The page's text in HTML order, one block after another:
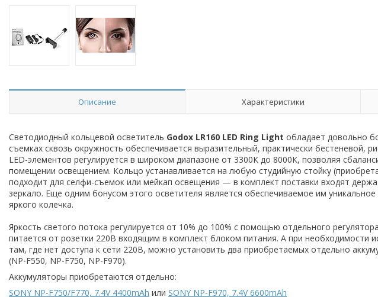
Описание Характеристики
Светодиодный кольцевой осветитель Godox LR160 LED Ring Light обладает довольно
съемках сквозь окружность обеспечивается выразительный, практически бестеневой,
LED-элементов регулируется в широком диапазоне от 3300К до 8000К, позволяя
помещении освещением. Кольцо устанавливается на любую студийную стойку
подходит для селфи-съемок или мейкап освещения — в комплект поставки входят
зеркало. Еще одним бонусом этого осветителя является обеспечиваемое им
яркого колечка.
Яркость светого потока регулируется от 10% до 100% с помощью отдельного
питается от розетки 220В входящим в комплект блоком питания. А при необходимости
там, где нет доступа к сети 220В, можно установить два приобретаемых отдельно
(NP-F550, NP-F750, NP-F970).
Аккумуляторы приобретаются отдельно:
SONY NP-F750/F770, 7.4V 4400mAh или SONY NP-F970, 7.4V 6600mAh